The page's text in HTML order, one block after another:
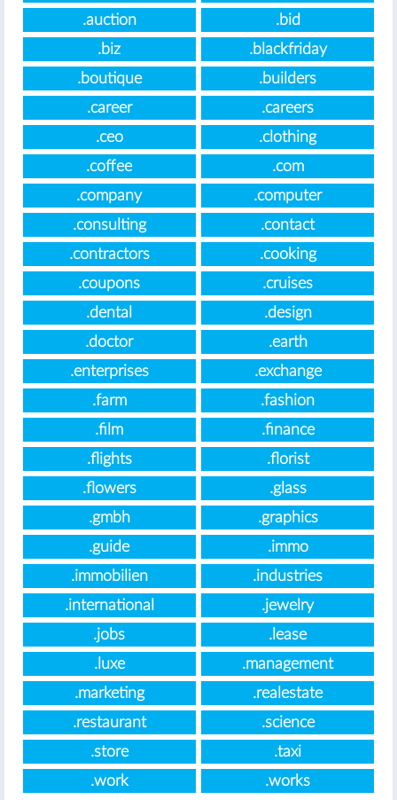
.auction
.bid
.biz
.blackfriday
.boutique
.builders
.career
.careers
.ceo
.clothing
.coffee
.com
.company
.computer
.consulting
.contact
.contractors
.cooking
.coupons
.cruises
.dental
.design
.doctor
.earth
.enterprises
.exchange
.farm
.fashion
.film
.finance
.flights
.florist
.flowers
.glass
.gmbh
.graphics
.guide
.immo
.immobilien
.industries
.international
.jewelry
.jobs
.lease
.luxe
.management
.marketing
.realestate
.restaurant
.science
.store
.taxi
.work
.works